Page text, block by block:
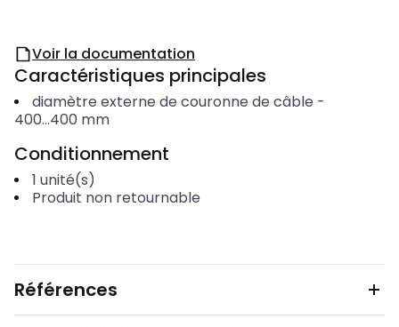
Voir la documentation
Caractéristiques principales
diamètre externe de couronne de câble -
400...400 mm
Conditionnement
1 unité(s)
Produit non retournable
Références